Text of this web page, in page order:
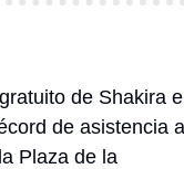
de Shakira
de asistencia
Plaza de la